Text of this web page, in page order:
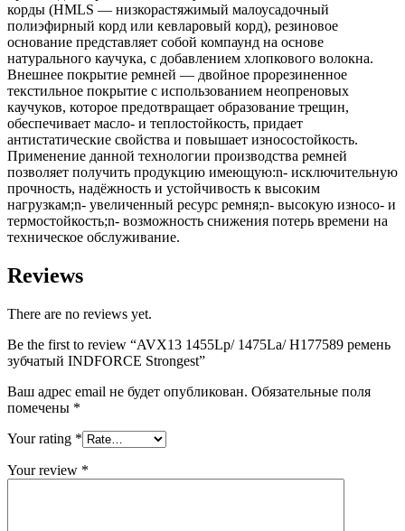
корды (HMLS — низкорастяжимый малоусадочный
полиэфирный корд или кевларовый корд), резиновое
основание представляет собой компаунд на основе
натурального каучука, с добавлением хлопкового волокна.
Внешнее покрытие ремней — двойное прорезиненное
текстильное покрытие с использованием неопреновых
каучуков, которое предотвращает образование трещин,
обеспечивает масло- и теплостойкость, придает
антистатические свойства и повышает износостойкость.
Применение данной технологии производства ремней
позволяет получить продукцию имеющую:n- исключительную
прочность, надёжность и устойчивость к высоким
нагрузкам;n- увеличенный ресурс ремня;n- высокую износо- и
термостойкость;n- возможность снижения потерь времени на
техническое обслуживание.
Reviews
There are no reviews yet.
Be the first to review “AVX13 1455Lp/ 1475La/ H177589 ремень
зубчатый INDFORCE Strongest”
Ваш адрес email не будет опубликован. Обязательные поля
помечены *
Your rating *
Your review *